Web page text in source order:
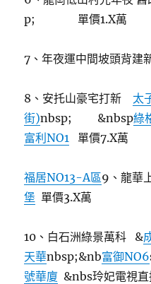
p; 單價1.X萬
7、年夜運中間坡頭
8、安托山豪宅打新 太
街)nbsp; &nbsp綠
富利NO1 單價7.X萬
福居NO13-A區9、龍
堡 單價3.X萬
10、白石洲綠景萬科 &
天華nbsp;&nb富御NO6
號華廈 &nbs玲妃電視